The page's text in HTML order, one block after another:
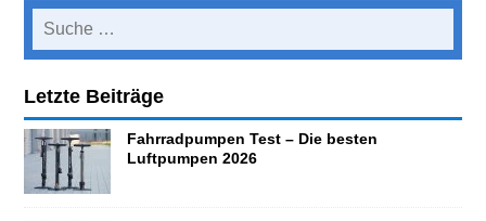
Letzte Beiträge
Fahrradpumpen Test – Die besten
Luftpumpen 2026